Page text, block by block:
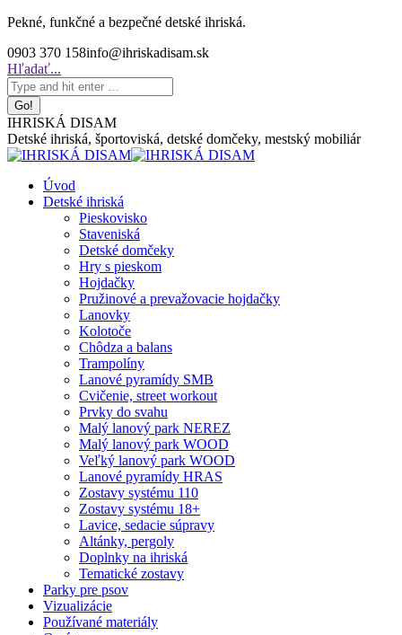
Skip
content
Pekné, funkčné a bezpečné detské ihriská.
0903 370 158info@ihriskadisam.sk
Search:
Hľadať...
IHRISKÁ DISAM
Detské ihriská, športoviská, detské domčeky, mestský mobiliár
Úvod
Detské ihriská
Pieskovisko
Staveniská
Detské domčeky
Hry s pieskom
Hojdačky
Pružinové a prevažovacie hojdačky
Lanovky
Kolotoče
Chôdza a balans
Trampolíny
Lanové pyramídy SMB
Cvičenie, street workout
Prvky do svahu
Malý lanový park NEREZ
Malý lanový park WOOD
Veľký lanový park WOOD
Lanové pyramídy HRAS
Zostavy systému 110
Zostavy systému 18+
Lavice, sedacie súpravy
Altánky, pergoly
Doplnky na ihriská
Tematické zostavy
Parky pre psov
Vizualizácie
Používané materiály